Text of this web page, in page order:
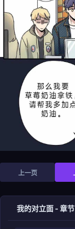
上一页
我的对立面 - 章节